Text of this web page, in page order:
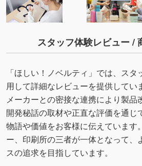
スタッフ体験レビュー /
「ほしい！ノベルティ」では、ス
用して詳細なレビューを提供してい
メーカーとの密接な連携により製品
開発秘話の取材や正直な評価を通じ
物語や価値をお客様に伝えています
ー、印刷所の三者が一体となって、
スの追求を目指しています。